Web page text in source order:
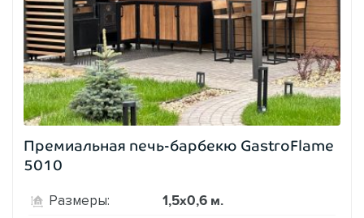
Премиальная печь-барбекю GastroFlame
5010
Размеры: 1,5х0,6 м.